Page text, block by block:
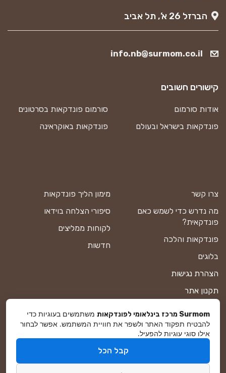
הברזל 26 א’, תל אביב
info.nb@surmom.co.il
צרו קשר
מה נדרש כדי לשמש כאם
פונדקאית?
פונדקאות והלכה
בלוגים
הצהרת נגישות
תקנון אתר
מפת אתר
מימון הליך פונדקאות
סיפורי הצלחה בוידאו
לקוחות ממליצים
חדשות
קישורים חשובים
אודות סורמום
סורמום פונדקאות בסרטונים
פונדקאות בישראל ובעולם
פונדקאות באוקראינה
Surmom מרכז בינלאומי לפונדקאות
משתמשים בעוגיות כדי
להבטיח תפקוד האתר ולשפר את חוויית המשתמש. אפשר לבחור
אילו סוגי עוגיות להפעיל.
קבל הכל